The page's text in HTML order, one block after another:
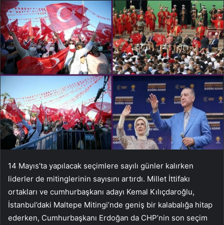
14 Mayıs’ta yapılacak seçimlere sayılı günler kalırken
liderler de mitinglerinin sayısını artırdı. Millet İttifakı
ortakları ve cumhurbaşkanı adayı Kemal Kılıçdaroğlu,
İstanbul’daki Maltepe Mitingi’nde geniş bir kalabalığa hitap
ederken, Cumhurbaşkanı Erdoğan da CHP’nin son seçim